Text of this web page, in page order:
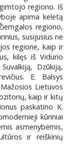
regiono. Iš
apima keletą
regiono,
susijusius ne
regione, kaip ir
kilęs iš Vidurio
Dzūkiją,
E. Balsys
Lietuvos
kaip ir kitų
paskatino K.
kūriniai
asmenybėmis,
ir reiškinių